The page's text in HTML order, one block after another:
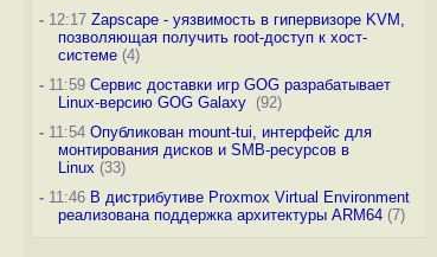
-12:17 Zapscape - уязвимость в гипервизоре KVM,
позволяющая получить root-доступ к хост-
системе(4)
-11:59 Сервис доставки игр GOG разрабатывает
Linux-версию GOG Galaxy (92)
-11:54 Опубликован mount-tui, интерфейс для
монтирования дисков и SMB-ресурсов в
Linux (33)
-11:46 В дистрибутиве Proxmox Virtual Environment
реализована поддержка архитектуры ARM64(7)